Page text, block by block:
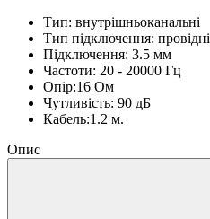
Тип: внутрішньоканальні
Тип підключення: провідні
Підключення: 3.5 мм
Частоти: 20 - 20000 Гц
Опір:16 Ом
Чутливість: 90 дБ
Кабель:1.2 м.
Опис